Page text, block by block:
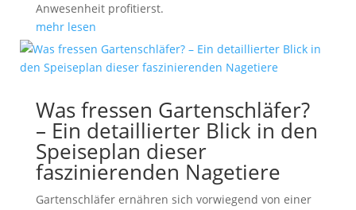
Anwesenheit profitierst.
mehr lesen
Was fressen Gartenschläfer?
– Ein detaillierter Blick in den
Speiseplan dieser
faszinierenden Nagetiere
Gartenschläfer ernähren sich vorwiegend von einer